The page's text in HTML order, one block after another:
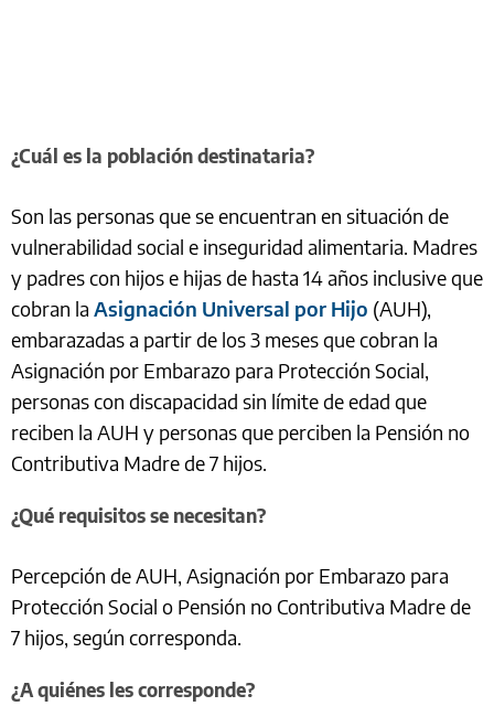
¿Cuál es la población destinataria?
Son las personas que se encuentran en situación de
vulnerabilidad social e inseguridad alimentaria. Madres
y padres con hijos e hijas de hasta 14 años inclusive que
cobran la Asignación Universal por Hijo (AUH),
embarazadas a partir de los 3 meses que cobran la
Asignación por Embarazo para Protección Social,
personas con discapacidad sin límite de edad que
reciben la AUH y personas que perciben la Pensión no
Contributiva Madre de 7 hijos.
¿Qué requisitos se necesitan?
Percepción de AUH, Asignación por Embarazo para
Protección Social o Pensión no Contributiva Madre de
7 hijos, según corresponda.
¿A quiénes les corresponde?